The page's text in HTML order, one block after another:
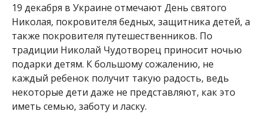
19 декабря в Украине отмечают День святого
Николая, покровителя бедных, защитника детей, а
также покровителя путешественников. По
традиции Николай Чудотворец приносит ночью
подарки детям. К большому сожалению, не
каждый ребенок получит такую радость, ведь
некоторые дети даже не представляют, как это
иметь семью, заботу и ласку.